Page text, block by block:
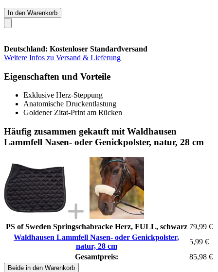
In den Warenkorb
Deutschland: Kostenloser Standardversand
Weitere Infos zu Versand & Lieferung
Eigenschaften und Vorteile
Exklusive Herz-Steppung
Anatomische Druckentlastung
Goldener Zitat-Print am Rücken
Häufig zusammen gekauft mit Waldhausen
Lammfell Nasen- oder Genickpolster, natur, 28 cm
PS of Sweden Springschabracke Herz, FULL, schwarz 79,99 €
Waldhausen Lammfell Nasen- oder Genickpolster,
natur, 28 cm
5,99 €
Gesamtpreis:
85,98 €
Beide in den Warenkorb